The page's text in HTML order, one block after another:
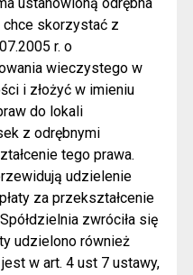
chce skorzystać z
r. o
wieczystego w
i złożyć w imieniu
do lokali
z odrębnymi
tego prawa.
udzielenie
za przekształcenie
zwróciła się
udzielono również
w art. 4 ust 7 ustawy,